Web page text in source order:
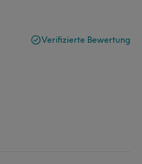
Verifizierte Bewertung